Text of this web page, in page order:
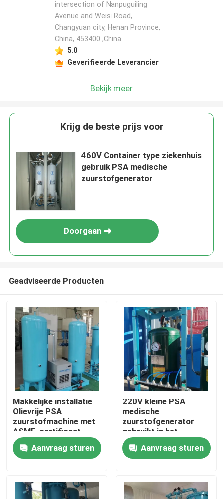
Thuis
Over ons
intersection of Nanpuguiling
Avenue and Weisi Road,
Changyuan city, Henan Province,
China, 453400 ,China
5.0
Geverifieerde Leverancier
Bekijk meer
Krijg de beste prijs voor
460V Container type ziekenhuis
gebruik PSA medische
zuurstofgenerator
Doorgaan
Geadviseerde Producten
Makkelijke installatie
Olievrije PSA
zuurstofmachine met
ASME-certificaat
Aanvraag sturen
220V kleine PSA
medische
zuurstofgenerator
gebruikt in het
ziekenhuis 60Nm3/Hr
Aanvraag sturen